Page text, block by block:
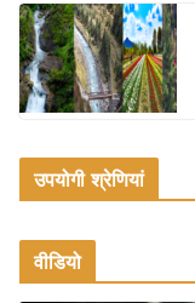
उपयोगी श्रेणियां
वीडियो